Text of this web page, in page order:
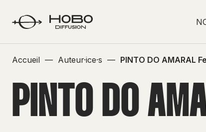
Accueil — Auteur·ice·s — PINTO DO AMARAL
PINTO DO